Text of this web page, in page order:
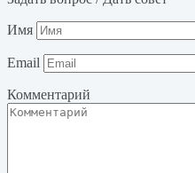
Имя
Email
Комментарий